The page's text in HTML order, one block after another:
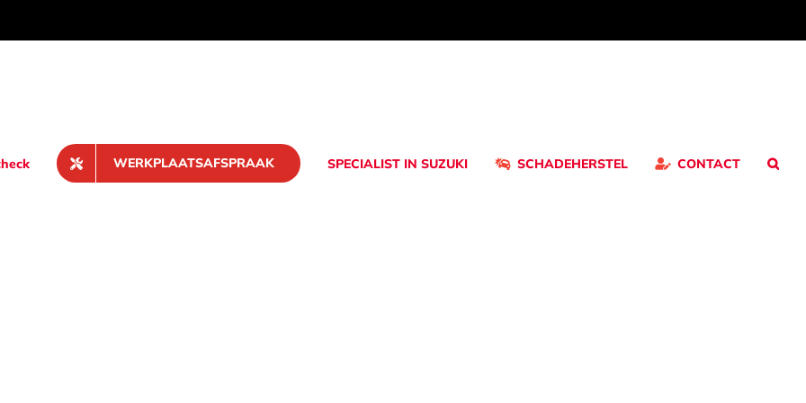
WERKPLAATSAFSPRAAK SPECIALIST IN SUZUKI SCHADEHERSTEL CONTACT